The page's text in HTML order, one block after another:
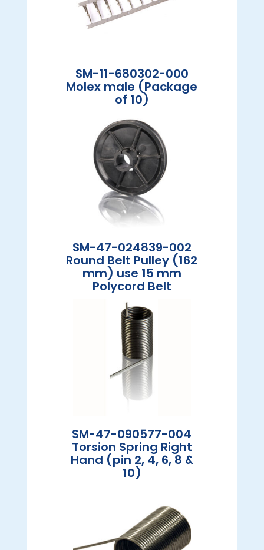
SM-11-680302-000
Molex male (Package
of 10)
SM-47-024839-002
Round Belt Pulley (162
mm) use 15 mm
Polycord Belt
SM-47-090577-004
Torsion Spring Right
Hand (pin 2, 4, 6, 8 &
10)